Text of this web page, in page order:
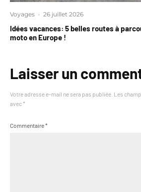
Voyages · 26 juillet 2026
Idées vacances: 5 belles routes à
moto en Europe !
Laisser un
Votre adresse e-mail ne sera pas publiée. Les
avec *
Commentaire*